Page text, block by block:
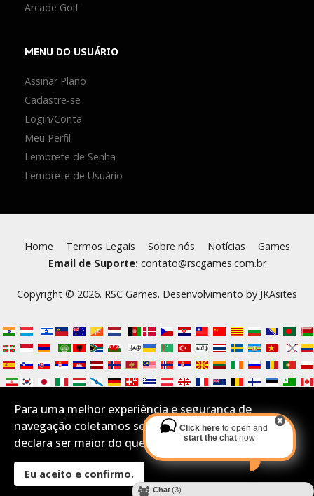
Arcade Golf
MENU DO USUÁRIO
Assinar Plano
Cadastre-se
Login/Conta
Meu Perfil
Lembrete de Senha
Lembrete de Usuário
Home Termos Legais Sobre nós Notícias
Games
Email de Suporte: contato@rscgames.com.br
Copyright © 2026. RSC Games. Desenvolvimento by JKAsites
Desktop Layout
Para uma melhor experiência e segurança de
navegação coletamos seus Cookies.Se você aceita e
declara ser maior do que 16 anos por favor confirme:
Eu aceito e confirmo.
Chat(3)
Click hereto open and
start the chat now